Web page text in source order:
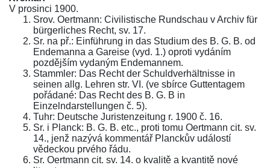
V prosinci 1900.
Srov. Oertmann: Civilistische Rundschau v Archiv für
bürgerliches Recht, sv. 17.
Sr. na př.: Einführung in das Studium des B. G. B. od
Endemanna a Gareise (vyd. 1.) oproti vydáním
pozdějším vydaným Endemannem.
Stammler: Das Recht der Schuldverhältnisse in
seinen allg. Lehren str. VI. (ve sbírce Guttentagem
pořádané: Das Recht des B. G. B in
Einzelndarstellungen č. 5).
Tuhr: Deutsche Juristenzeitung r. 1900 č. 16.
Sr. i Planck: B. G. B. etc., proti tomu Oertmann cit. sv.
14., jenž nazývá kommentář Planckův událostí
vědeckou prvého řádu.
Sr. Oertmann cit. sv. 14. o kvalitě a kvantitě nové